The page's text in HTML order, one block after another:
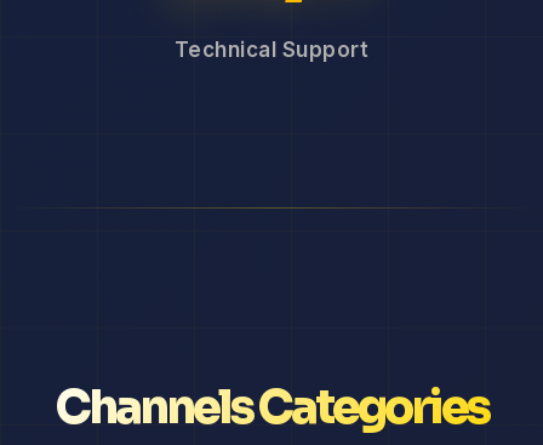
Technical Support
Channels Categories